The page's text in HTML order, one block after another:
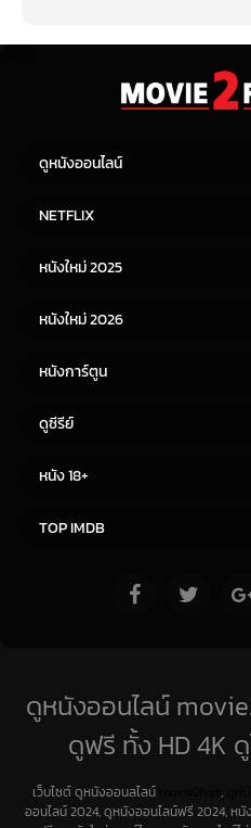
ดูหนังออนไลน์
หนังจีน
NETFLIX
หนังใหม่ 2025
หนังใหม่ 2026
หนังการ์ตูน
ดูซีรีย์
หนัง 18+
TOP IMDB
ดูหนังออนไลน์
ดูฟรี ทั้ง HD 4K
เว็บไซต์ ดูหนังออนลไลน์ ,
ออนไลน์ 2024, ดูหนังออนไลน์ฟรี 2024, ห